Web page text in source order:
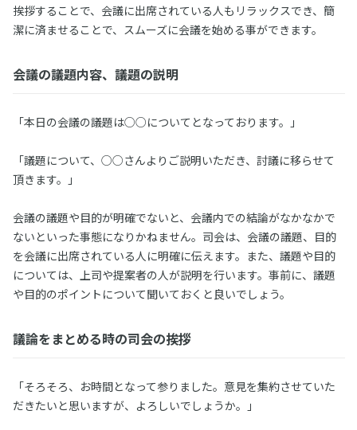
挨拶することで、会議に出席されている人もリラックスでき、簡
潔に済ませることで、スムーズに会議を始める事ができます。
会議の議題内容、議題の説明
「本日の会議の議題は○○についてとなっております。」
「議題について、○○さんよりご説明いただき、討議に移らせて
頂きます。」
会議の議題や目的が明確でないと、会議内での結論がなかなかで
ないといった事態になりかねません。司会は、会議の議題、目的
を会議に出席されている人に明確に伝えます。また、議題や目的
については、上司や提案者の人が説明を行います。事前に、議題
や目的のポイントについて聞いておくと良いでしょう。
議論をまとめる時の司会の挨拶
「そろそろ、お時間となって参りました。意見を集約させていた
だきたいと思いますが、よろしいでしょうか。」